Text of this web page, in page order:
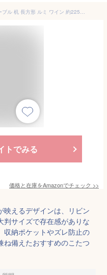
イケヒコ こたつ 掛け布団 上掛け テーブル 机 長方形 ルミ ワイン 約225×295cm ハイタイプ フランネル 洗濯機で丸洗い可能 なめらか 収納ポケット付 ズレ軽減の金具通しの穴付 暖かい空気を逃がしにくい 大判サイズ ＃1182230247730
トでみる
価格と在庫をAmazonでチェック >>
映えるデザインは、リビン
判サイズで存在感がありな
収納ポケットやズレ防止の
ね備えたおすすめのこたつ